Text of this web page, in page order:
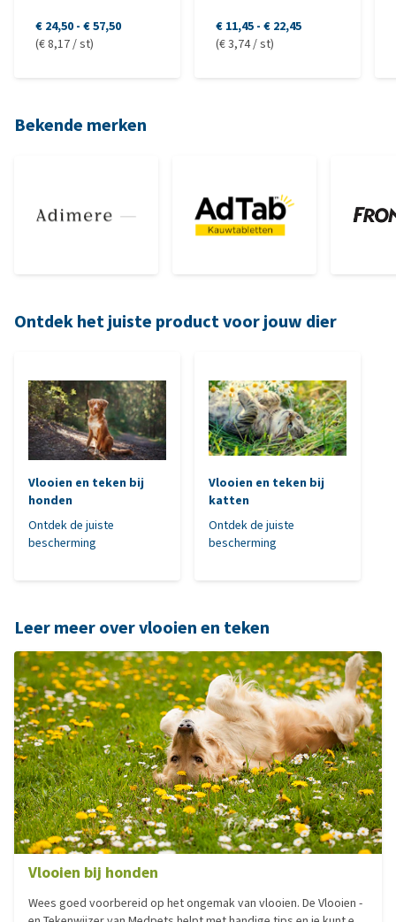
€ 24,50 - € 57,50
(€ 8,17 / st)
€ 11,45 - € 22,45
(€ 3,74 / st)
Bekende merken
Ontdek het juiste product voor jouw dier
Vlooien en teken bij
honden
Ontdek de juiste
bescherming
Vlooien en teken bij
katten
Ontdek de juiste
bescherming
Leer meer over vlooien en teken
Vlooien bij honden
Wees goed voorbereid op het ongemak van vlooien. De Vlooien -